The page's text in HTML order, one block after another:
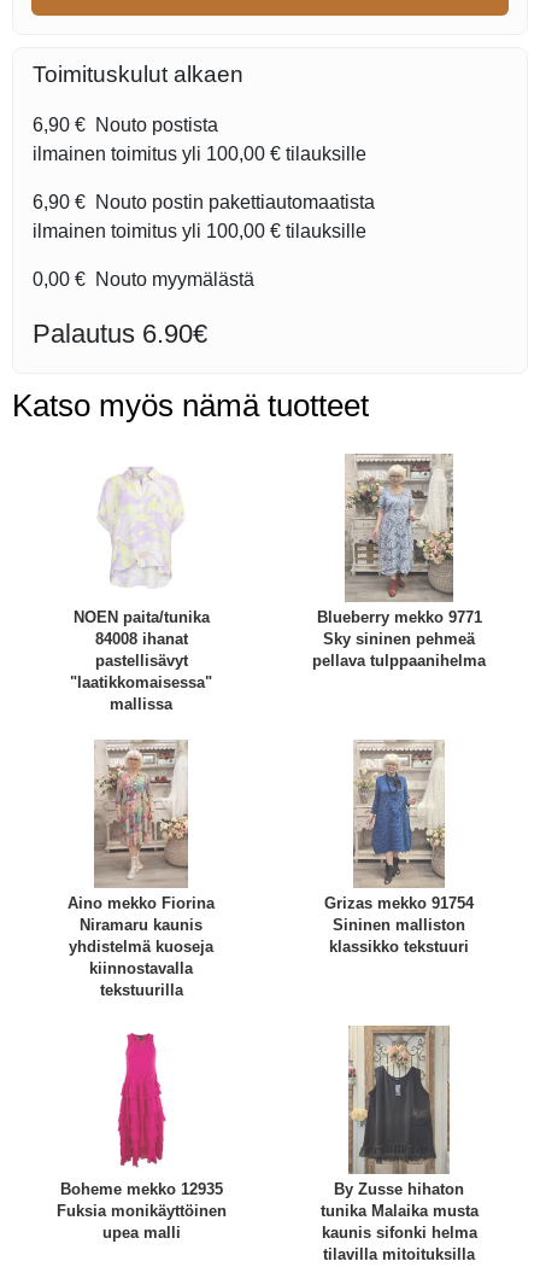
Toimituskulut alkaen
6,90 € Nouto postista
ilmainen toimitus yli 100,00 € tilauksille
6,90 € Nouto postin pakettiautomaatista
ilmainen toimitus yli 100,00 € tilauksille
0,00 € Nouto myymälästä
Palautus 6.90€
Katso myös nämä tuotteet
NOEN paita/tunika
84008 ihanat
pastellisävyt
"laatikkomaisessa"
mallissa
Blueberry mekko 9771
Sky sininen pehmeä
pellava tulppaanihelma
Aino mekko Fiorina
Niramaru kaunis
yhdistelmä kuoseja
kiinnostavalla
tekstuurilla
Grizas mekko 91754
Sininen malliston
klassikko tekstuuri
Boheme mekko 12935
Fuksia monikäyttöinen
upea malli
By Zusse hihaton
tunika Malaika musta
kaunis sifonki helma
tilavilla mitoituksilla